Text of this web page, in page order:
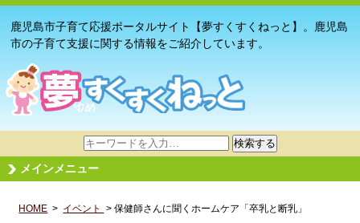
鹿児島市子育て応援ポータルサイト【夢すくすくねっと】。鹿児島
市の子育て支援に関する情報をご紹介しています。
サ
イ
ト
検
検索する
メインメニュー
HOME > イベント > 保健師さんに聞くホームケア「卒乳と断乳」